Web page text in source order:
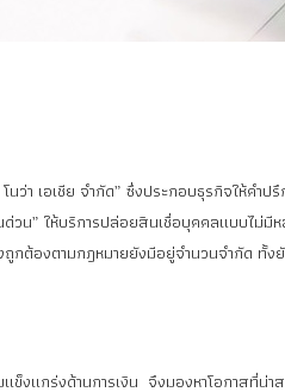
เอเชีย จำกัด” ซึ่งประกอบธุรกิจให้คำปรึ
วน” ให้บริการปล่อยสินเชื่อบุคคลแบบไม่มี
ถูกต้องตามกฎหมายยังมีอยู่จำนวนจำกัด ทั้
ข็งแกร่งด้านการเงิน จึงมองหาโอกาสที่น่